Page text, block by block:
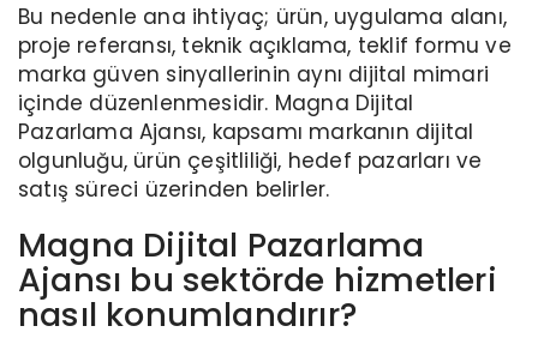
Bu nedenle ana ihtiyaç; ürün, uygulama alanı,
proje referansı, teknik açıklama, teklif formu ve
marka güven sinyallerinin aynı dijital mimari
içinde düzenlenmesidir. Magna Dijital
Pazarlama Ajansı, kapsamı markanın dijital
olgunluğu, ürün çeşitliliği, hedef pazarları ve
satış süreci üzerinden belirler.
Magna Dijital Pazarlama
Ajansı bu sektörde hizmetleri
nasıl konumlandırır?